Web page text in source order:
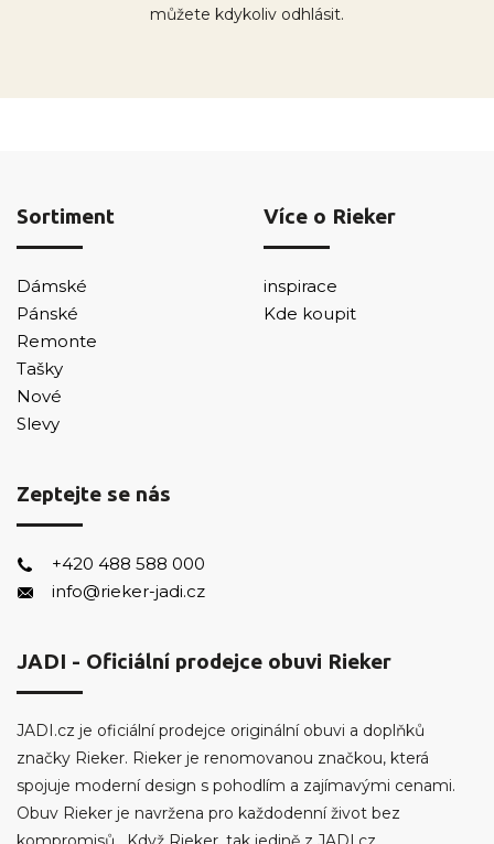
můžete kdykoliv odhlásit.
Sortiment
Dámské
Pánské
Remonte
Tašky
Nové
Slevy
Více o Rieker
inspirace
Kde koupit
Zeptejte se nás
+420 488 588 000
info@rieker-jadi.cz
JADI - Oficiální prodejce obuvi Rieker
JADI.cz je oficiální prodejce originální obuvi a doplňků
značky Rieker. Rieker je renomovanou značkou, která
spojuje moderní design s pohodlím a zajímavými cenami.
Obuv Rieker je navržena pro každodenní život bez